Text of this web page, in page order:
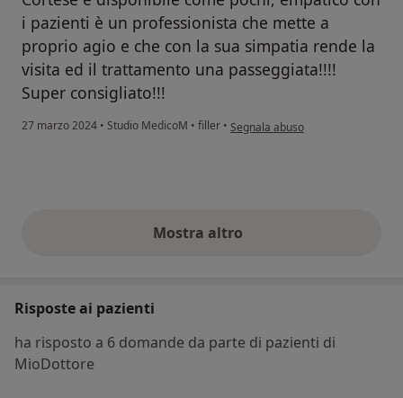
i pazienti è un professionista che mette a
proprio agio e che con la sua simpatia rende la
visita ed il trattamento una passeggiata!!!!
Super consigliato!!!
27 marzo 2024 • Studio MedicoM • filler • secondo l'opinione dell'utente
Segnala abuso
Mostra altroopinioni di cui sopra
Risposte ai pazienti
ha risposto a 6 domande da parte di pazienti di
MioDottore